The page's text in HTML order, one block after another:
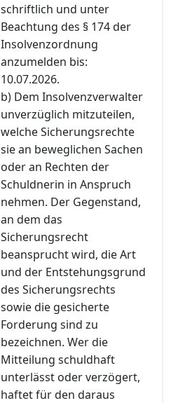
schriftlich und unter
Beachtung des § 174 der
Insolvenzordnung
anzumelden bis:
10.07.2026.
b) Dem Insolvenzverwalter
unverzüglich mitzuteilen,
welche Sicherungsrechte
sie an beweglichen Sachen
oder an Rechten der
Schuldnerin in Anspruch
nehmen. Der Gegenstand,
an dem das
Sicherungsrecht
beansprucht wird, die Art
und der Entstehungsgrund
des Sicherungsrechts
sowie die gesicherte
Forderung sind zu
bezeichnen. Wer die
Mitteilung schuldhaft
unterlässt oder verzögert,
haftet für den daraus